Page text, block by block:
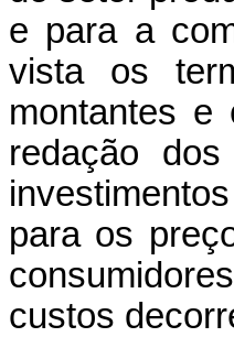
e para a
vista os
montantes e
redação
para os
custos